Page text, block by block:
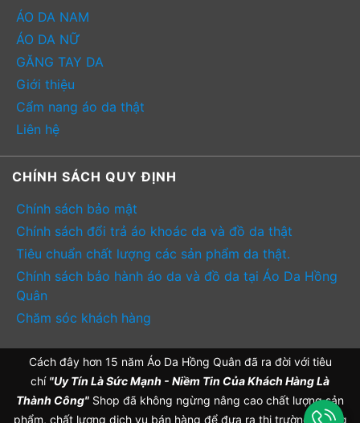
ÁO DA NAM
ÁO DA NỮ
GĂNG TAY DA
Giới thiệu
Cẩm nang áo da thật
Liên hệ
CHÍNH SÁCH QUY ĐỊNH
Chính sách bảo mật
Chính sách đổi trả áo khoác da và đồ da thật
Tiêu chuẩn chất lượng các sản phẩm da thật.
Chính sách bảo hành áo da và đồ da tại Áo Da Hồng
Quân
Chăm sóc khách hàng
Cách đây hơn 15 năm Áo Da Hồng Quân đã ra đời với tiêu
chí "Uy Tín Là Sức Mạnh - Niềm Tin Của Khách Hàng Là
Thành Công" Shop đã không ngừng nâng cao chất lượng sản
phẩm, chất lượng dịch vụ bán hàng để đưa ra thị trường những